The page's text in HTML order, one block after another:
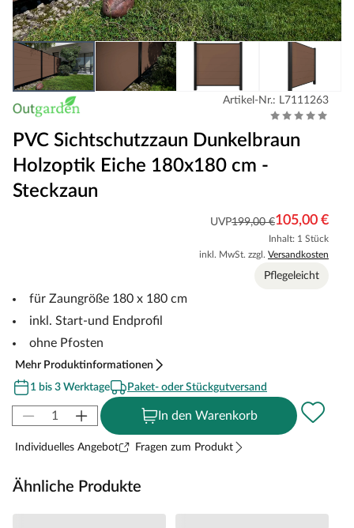
Artikel-Nr.: L7111263
PVC Sichtschutzzaun Dunkelbraun
Holzoptik Eiche 180x180 cm -
Steckzaun
UVP199,00 €105,00 €
Inhalt: 1 Stück
inkl. MwSt. zzgl. Versandkosten
Pflegeleicht
für Zaungröße 180 x 180 cm
inkl. Start-und Endprofil
ohne Pfosten
Mehr Produktinformationen
1 bis 3 Werktage
Paket- oder Stückgutversand
In den Warenkorb
Individuelles Angebot Fragen zum Produkt
Ähnliche Produkte